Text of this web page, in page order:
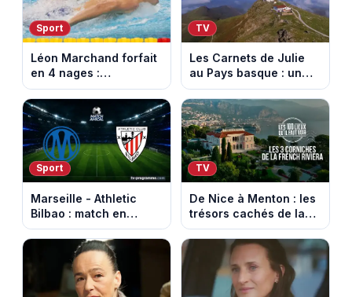
Sport
Léon Marchand forfait
en 4 nages :
découvrez son
programme de nage
aux Championnats
d'Europe
TV
Les Carnets de Julie
au Pays basque : un
banquet au sommet de
la Rhune
Sport
Marseille - Athletic
Bilbao : match en
direct sur Ligue 1+ à
17h30 (amical du 9
août 2026)
TV
De Nice à Menton : les
trésors cachés de la
French Riviera dévoilés
dans les 100 lieux qu'il
faut voir